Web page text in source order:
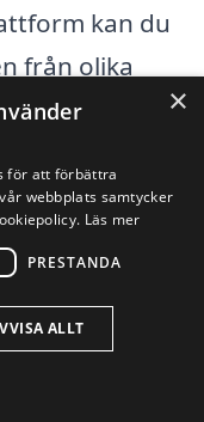
kan du
från olika
nära
hitta
×
för att förbättra
webbplats samtycker
Läs mer
PRESTANDA
ALLT